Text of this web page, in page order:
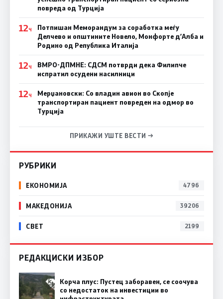
повреда од Турција
12Ч
Потпишан Меморандум за соработка меѓу
Делчево и општините Новело, Монфорте д’Алба и
Родино од Република Италија
12Ч
ВМРО-ДПМНЕ: СДСM потврди дека Филипче
испратил осудени насилници
12Ч
Мерџановски: Со владин авион во Скопје
транспортиран пациент повреден на одмор во
Турција
ПРИКАЖИ УШТЕ ВЕСТИ →
РУБРИКИ
ЕКОНОМИЈА 4796
МАКЕДОНИЈА 39206
СВЕТ 2199
РЕДАКЦИСКИ ИЗБОР
Корча плус: Пустец заборавен, се соочува
со недостаток на инвестиции во